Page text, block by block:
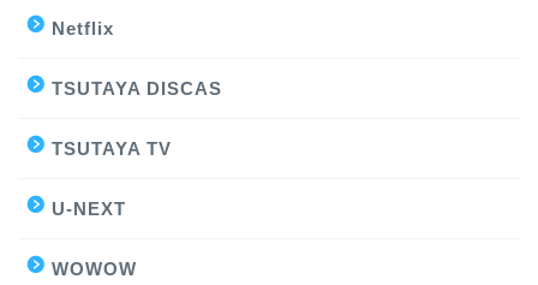
Netflix
TSUTAYA DISCAS
TSUTAYA TV
U-NEXT
WOWOW